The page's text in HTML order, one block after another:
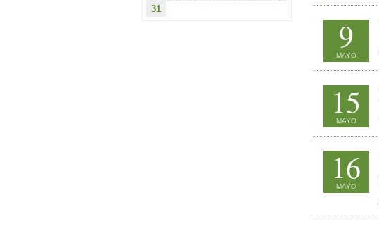
9
MAYO
15
MAYO
16
MAYO
31